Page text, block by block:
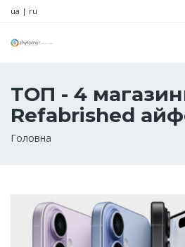
ua | ru
ТОП - 4
Refabrished
Рядок
Головна